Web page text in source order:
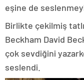
eşine de
Birlikte çekilmiş
Beckham David
çok sevdiğini
seslendi.